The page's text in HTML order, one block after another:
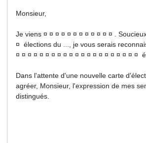
Monsieur,
Je viens ¤ ¤ ¤ ¤ ¤ ¤ ¤ ¤ ¤ ¤ ¤ ¤ .
¤ élections du ..., je vous serais
¤ ¤ ¤ ¤ ¤ ¤ ¤ ¤ ¤ ¤ ¤ ¤ ¤ ¤ ¤ ¤ ¤ ¤ ¤ ¤ ¤
Dans l'attente d'une nouvelle carte
agréer, Monsieur, l'expression de mes
distingués.